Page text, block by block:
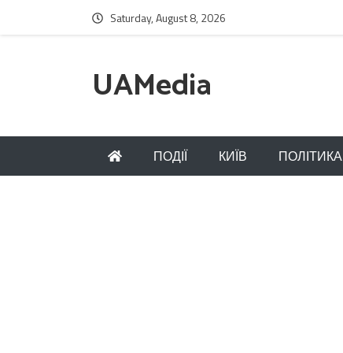
Saturday, August 8, 2026
UAMedia
ПОДІЇ КИЇВ ПОЛІТИКА